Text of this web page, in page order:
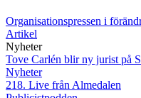
Organisationspressen i
Artikel
Nyheter
Tove Carlén blir ny jurist på
Nyheter
218. Live från Almedalen